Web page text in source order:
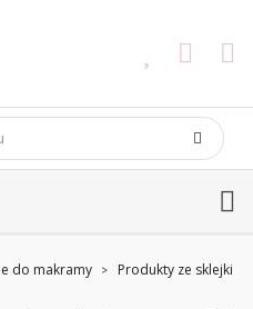
do makramy Produkty ze sklejki